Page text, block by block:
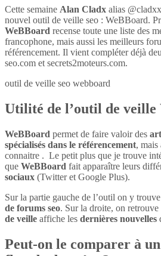
Cette semaine Alan Cladx alias
nouvel outil de veille seo : WeBBoard.
WeBBoard recense toute une liste des
francophone, mais aussi les meilleurs
référencement. Il vient compléter déjà
seo.com et secrets2moteurs.com.
outil de veille seo webboard
Utilité de l’outil de veille
WeBBoard permet de faire valoir des
spécialisés dans le référencement, mais
connaitre . Le petit plus que je trouve
que WeBBoard fait apparaître leurs
sociaux (Twitter et Google Plus).
Sur la partie gauche de l’outil on y
de forums seo. Sur la droite, on
de veille affiche les dernières nouvelles
Peut-on le comparer à